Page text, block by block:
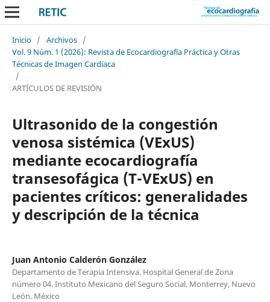
Inicio / Archivos /
Vol. 9 Núm. 1 (2026): Revista de Ecocardiografía Práctica y Otras
Técnicas de Imagen Cardíaca
/
ARTÍCULOS DE REVISIÓN
Ultrasonido de la congestión
venosa sistémica (VExUS)
mediante ecocardiografía
transesofágica (T-VExUS) en
pacientes críticos: generalidades
y descripción de la técnica
Juan Antonio Calderón González
Departamento de Terapia Intensiva. Hospital General de Zona
número 04. Instituto Mexicano del Seguro Social. Monterrey, Nuevo
León. México